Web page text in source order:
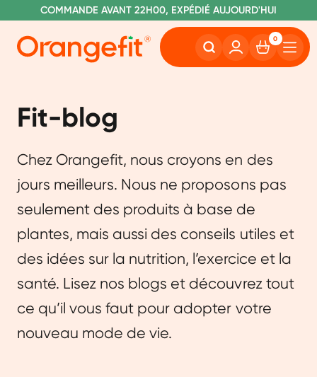
SANS LACTOSE ET SUCRALOSE
COMMANDE AVANT 22H00, EXPÉDIÉ AUJOURD'HUI
LIVRAISON GRATUITE À PARTIR DE 60€
0
Fit-blog
Chez Orangefit, nous croyons en des
jours meilleurs. Nous ne proposons pas
seulement des produits à base de
plantes, mais aussi des conseils utiles et
des idées sur la nutrition, l’exercice et la
santé. Lisez nos blogs et découvrez tout
ce qu’il vous faut pour adopter votre
nouveau mode de vie.